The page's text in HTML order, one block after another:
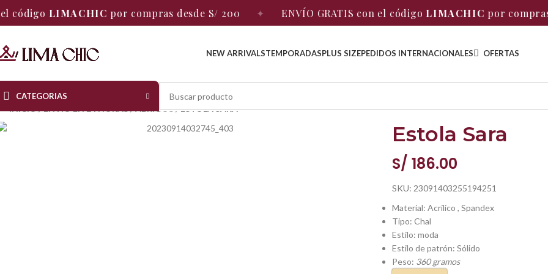
por compras desde S/ 200 ✦ ENVÍO GRATIS con el código LIMACHICpor compras desde S/
NEW ARRIVALSTEMPORADASPLUS SIZEPEDIDOS INTERNACIONALES OFERTAS
CATEGORIAS
ABRIGOS ESTOLA SARA
Estola Sara
S/ 186.00
SKU: 23091403255194251
Material: Acrílico , Spandex
Tipo: Chal
Estilo: moda
Estilo de patrón: Sólido
Peso: 360 gramos